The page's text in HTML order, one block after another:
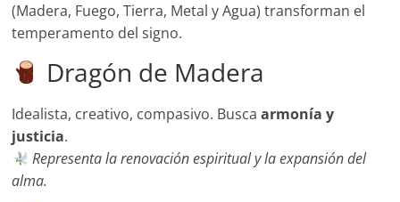
(Madera, Fuego, Tierra, Metal y Agua) transforman el
temperamento del signo.
Dragón de Madera
Idealista, creativo, compasivo. Buscaarmonía y
justicia.
Representa la renovación espiritual y la expansión del
alma.